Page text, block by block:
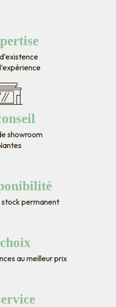
showroom
permanent
au meilleur prix